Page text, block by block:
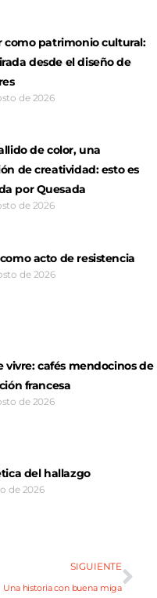
como patrimonio cultural:
desde el diseño de
de 2026
de color, una
de creatividad: esto es
por Quesada
de 2026
acto de resistencia
de 2026
vivre: cafés mendocinos de
francesa
de 2026
del hallazgo
de 2026
SIGUIENTE
Una historia con buena miga